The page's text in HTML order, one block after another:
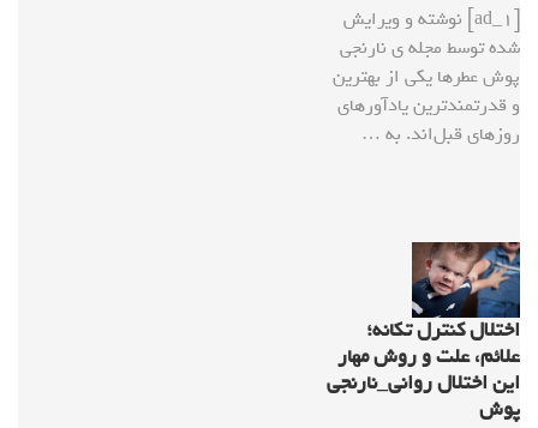
[ad_1] نوشته و ویرایش
شده توسط مجله ی نارنجی
پوش عطرها یکی از بهترین
و قدرتمندترین یادآورهای
روزهای قبل‌اند. به …
اختلال کنترل تکانه؛
علائم، علت و روش مهار
این اختلال روانی_نارنجی
پوش